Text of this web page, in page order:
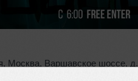
, Москва, Варшавское шоссе,